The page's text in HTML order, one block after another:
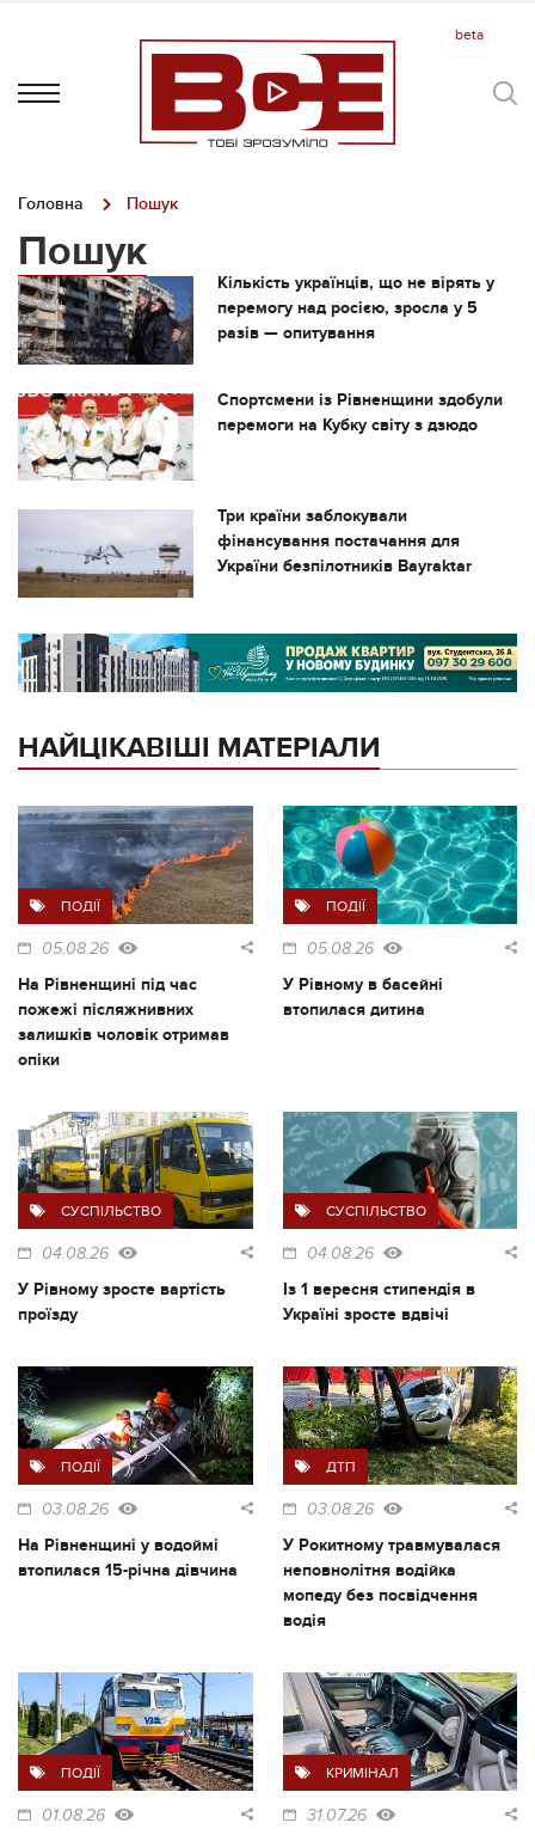
Головна Пошук
Пошук
Кількість українців, що не вірять у
перемогу над росією, зросла у 5
разів — опитування
Спортсмени із Рівненщини здобули
перемоги на Кубку світу з дзюдо
Три країни заблокували
фінансування постачання для
України безпілотників Bayraktar
НАЙЦІКАВІШІ МАТЕРІАЛИ
ПОДІЇ
05.08.26
На Рівненщині під час
пожежі післяжнивних
залишків чоловік отримав
опіки
ПОДІЇ
05.08.26
У Рівному в басейні
втопилася дитина
СУСПІЛЬСТВО
04.08.26
У Рівному зросте вартість
проїзду
СУСПІЛЬСТВО
04.08.26
Із 1 вересня стипендія в
Україні зросте вдвічі
ПОДІЇ
03.08.26
На Рівненщині у водоймі
втопилася 15-річна дівчина
ДТП
03.08.26
У Рокитному травмувалася
неповнолітня водійка
мопеду без посвідчення
водія
ПОДІЇ
01.08.26
КРИМІНАЛ
31.07.26